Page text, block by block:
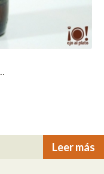
Leer más